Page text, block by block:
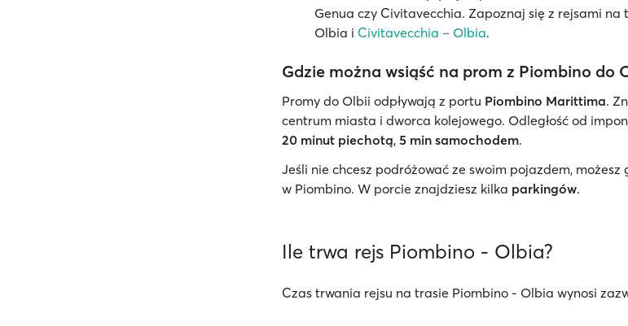
Genua czy Civitavecchia. Zapoznaj się z rejsami na
Olbia i Civitavecchia – Olbia.
Gdzie można wsiąść na prom z Piombino do
Promy do Olbii odpływają z portu Piombino Marittima.
centrum miasta i dworca kolejowego. Odległość od
20 minut piechotą, 5 min samochodem.
Jeśli nie chcesz podróżować ze swoim pojazdem,
w Piombino. W porcie znajdziesz kilka parkingów.
Ile trwa rejs Piombino - Olbia?
Czas trwania rejsu na trasie Piombino - Olbia wynosi